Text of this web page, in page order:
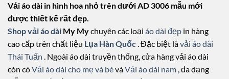
Vải áo dài in hình hoa nhỏ trên dưới AD 3006 mẫu mới
được thiết kế rất đẹp.
Shop vải áo dài My Mychuyên các loại áo dài đẹp in hàng
cao cấp trên chất liệu Lụa Hàn Quốc. Đặc biệt làvải áo dài
Thái Tuấn . Ngoài áo dài truyền thống, cửa hàng vải áo dài
còn cóVải áo dài cho mẹ và bévàVải áo dài nam , đa dạng